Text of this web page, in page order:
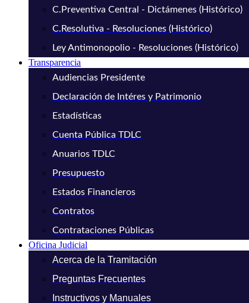
C.Preventiva Central - Dictámenes (Histórico)
C.Resolutiva - Resoluciones (Histórico)
Ley Antimonopolio - Resoluciones (Histórico)
Transparencia
Audiencias Presidente
Declaración de Intéres y Patrimonio
Estadísticas
Cuenta Pública TDLC
Anuarios TDLC
Presupuesto
Estados Financieros
Contratos
Contrataciones Públicas
Oficina Judicial
Acerca de la Tramitación
Preguntas Frecuentes
Instructivos y Manuales